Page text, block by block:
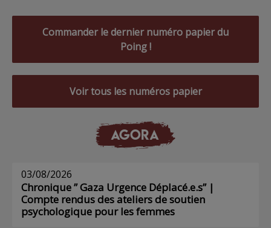
Commander le dernier numéro papier du
Poing !
Voir tous les numéros papier
AGORA
03/08/2026
Chronique ” Gaza Urgence Déplacé.e.s” |
Compte rendus des ateliers de soutien
psychologique pour les femmes